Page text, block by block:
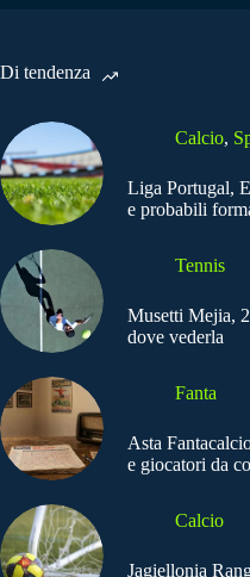
Di tendenza
Calcio,
Liga Portugal,
e probabili
Tennis
Musetti Mejia,
dove vederla
Fanta
Asta
e giocatori da
Calcio
Jagiellonia